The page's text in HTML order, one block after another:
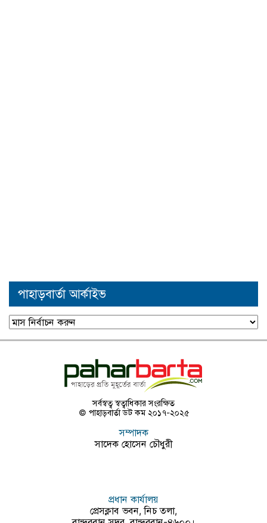
পাহাড়বার্তা আর্কাইভ
পাহাড়বার্তা
আর্কাইভ
সর্বস্বত্ব স্বত্বাধিকার সংরক্ষিত
© পাহাড়বার্তা ডট কম ২০১৭-২০২৫
সম্পাদক
সাদেক হোসেন চৌধুরী
প্রধান কার্যালয়
প্রেসক্লাব ভবন, নিচ তলা,